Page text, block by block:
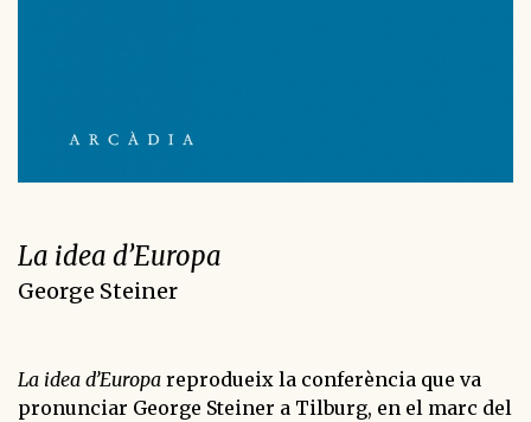
La idea d’Europa
George Steiner
La idea d’Europa reprodueix la conferència que va
pronunciar George Steiner a Tilburg, en el marc del